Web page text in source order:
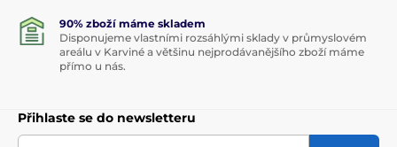
90% zboží máme skladem
Disponujeme vlastními rozsáhlými sklady v průmyslovém
areálu v Karviné a většinu nejprodávanějšího zboží máme
přímo u nás.
Přihlaste se do newsletteru